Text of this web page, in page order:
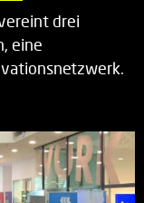
drei
eine